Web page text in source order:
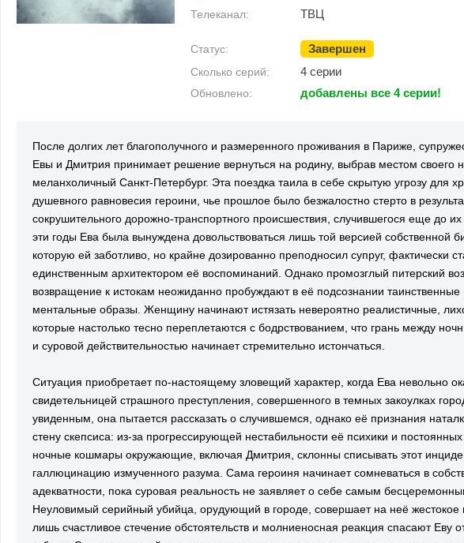
Телеканал: ТВЦ
Статус: Завершен
Сколько серий: 4 серии
Обновлено: добавлены все 4 серии!
После долгих лет благополучного и размеренного проживания в Париже,
Евы и Дмитрия принимает решение вернуться на родину, выбрав местом своего
меланхоличный Санкт-Петербург. Эта поездка таила в себе скрытую угрозу для
душевного равновесия героини, чье прошлое было безжалостно стерто в
сокрушительного дорожно-транспортного происшествия, случившегося еще до
эти годы Ева была вынуждена довольствоваться лишь той версией собственной
которую ей заботливо, но крайне дозированно преподносил супруг, фактически
единственным архитектором её воспоминаний. Однако промозглый питерский
возвращение к истокам неожиданно пробуждают в её подсознании
ментальные образы. Женщину начинают истязать невероятно реалистичные,
которые настолько тесно переплетаются с бодрствованием, что грань между
и суровой действительностью начинает стремительно истончаться.
Ситуация приобретает по-настоящему зловещий характер, когда Ева невольно
свидетельницей страшного преступления, совершенного в темных закоулках
увиденным, она пытается рассказать о случившемся, однако её признания
стену скепсиса: из-за прогрессирующей нестабильности её психики и
ночные кошмары окружающие, включая Дмитрия, склонны списывать этот
галлюцинацию измученного разума. Сама героиня начинает сомневаться в
адекватности, пока суровая реальность не заявляет о себе самым
Неуловимый серийный убийца, орудующий в городе, совершает на неё жестокое
лишь счастливое стечение обстоятельств и молниеносная реакция спасают Еву